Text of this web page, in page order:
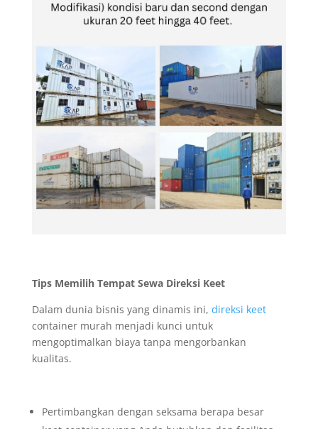
Tips Memilih Tempat Sewa Direksi Keet
Dalam dunia bisnis yang dinamis ini, direksi keet
container murah menjadi kunci untuk
mengoptimalkan biaya tanpa mengorbankan
kualitas.
Pertimbangkan dengan seksama berapa besar